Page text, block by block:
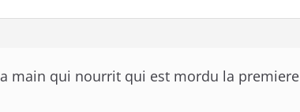
main qui nourrit qui est mordu la premiere